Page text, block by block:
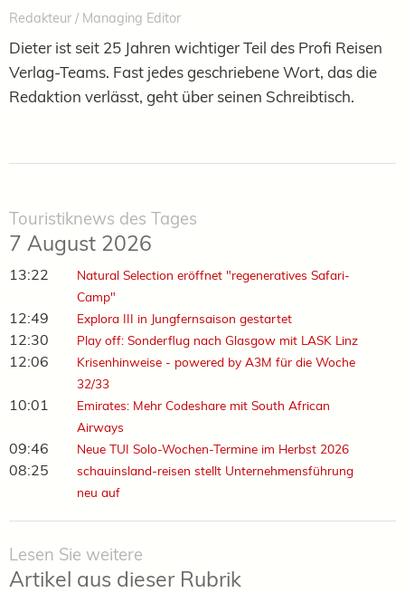
Redakteur / Managing Editor
Dieter ist seit 25 Jahren wichtiger Teil des Profi Reisen
Verlag-Teams. Fast jedes geschriebene Wort, das die
Redaktion verlässt, geht über seinen Schreibtisch.
Touristiknews des Tages
7 August 2026
13:22
Natural Selection eröffnet "regeneratives Safari-
Camp"
12:49 Explora III in Jungfernsaison gestartet
12:30 Play off: Sonderflug nach Glasgow mit LASK Linz
12:06
Krisenhinweise - powered by A3M für die Woche
32/33
10:01
Emirates: Mehr Codeshare mit South African
Airways
09:46 Neue TUI Solo-Wochen-Termine im Herbst 2026
08:25
schauinsland-reisen stellt Unternehmensführung
neu auf
Lesen Sie weitere
Artikel aus dieser Rubrik